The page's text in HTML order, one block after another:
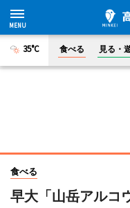
35°C 食べる 見る・
食べる
早大「山岳アル